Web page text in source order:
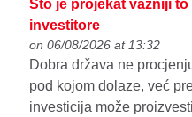
Što je projekat važniji
investitore
on 06/08/2026 at 13:32
Dobra država ne
pod kojom dolaze, već
investicija može